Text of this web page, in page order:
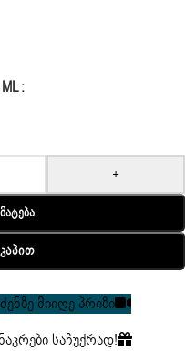
+
მიიღე პრიზი
საჩუქრად!